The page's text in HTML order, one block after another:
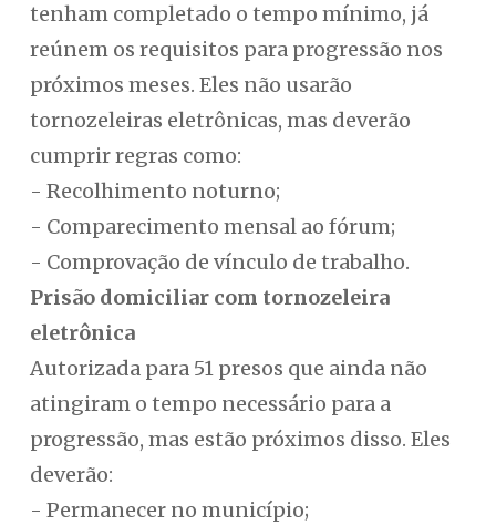
tenham completado o tempo mínimo, já
reúnem os requisitos para progressão nos
próximos meses. Eles não usarão
tornozeleiras eletrônicas, mas deverão
cumprir regras como:
- Recolhimento noturno;
- Comparecimento mensal ao fórum;
- Comprovação de vínculo de trabalho.
Prisão domiciliar com tornozeleira
eletrônica
Autorizada para 51 presos que ainda não
atingiram o tempo necessário para a
progressão, mas estão próximos disso. Eles
deverão:
- Permanecer no município;